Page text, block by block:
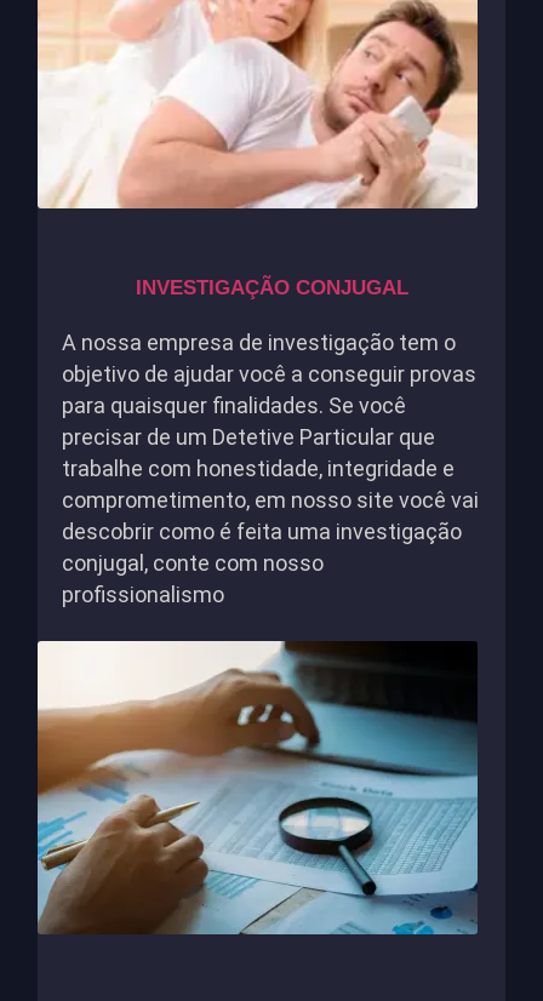
INVESTIGAÇÃO CONJUGAL
A nossa empresa de investigação tem o
objetivo de ajudar você a conseguir provas
para quaisquer finalidades. Se você
precisar de um Detetive Particular que
trabalhe com honestidade, integridade e
comprometimento, em nosso site você vai
descobrir como é feita uma investigação
conjugal, conte com nosso
profissionalismo